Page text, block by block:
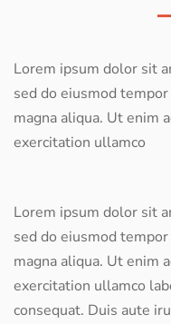
Lorem ipsum dolor sit
sed do eiusmod
magna aliqua. Ut enim
exercitation ullamco
Lorem ipsum dolor sit
sed do eiusmod
magna aliqua. Ut enim
exercitation ullamco
consequat. Duis aute